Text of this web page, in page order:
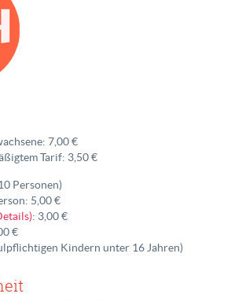
7,00 €
Tarif: 3,50 €
Personen)
5,00 €
: 3,00 €
€
Kindern unter 16 Jahren)